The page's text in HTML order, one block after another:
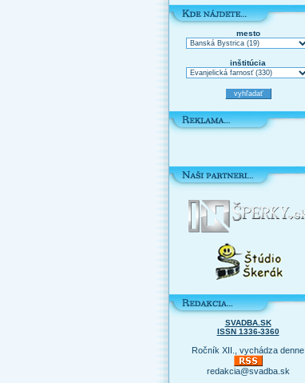
mesto
inštitúcia
SVADBA.SK
ISSN 1336-3360
Ročník XII., vychádza denne
redakcia@svadba.sk